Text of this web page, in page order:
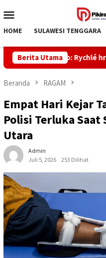
ke
Mobile
HOME SULAWESI TENGGARA
Berita Utama
Vulkan Casino: Rychlé hry na
Beranda RAGAM
Empat Hari Kejar
Polisi Terluka
Utara
Admin
Juli 5, 2026
253 Dilihat